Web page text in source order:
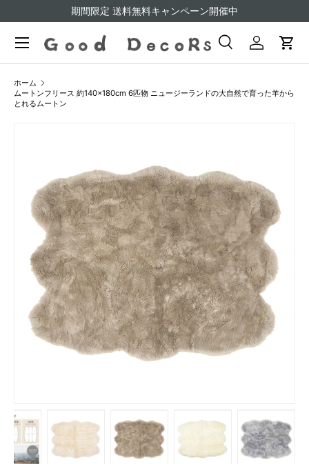
コンテンツへスキップ
期間限定 送料無料キャンペーン開催中
検索
検索 ログインカー
ホーム
ムートンフリース 約140×180cm 6匹物 ニュージーランドの大自然で育った羊から
とれるムートン